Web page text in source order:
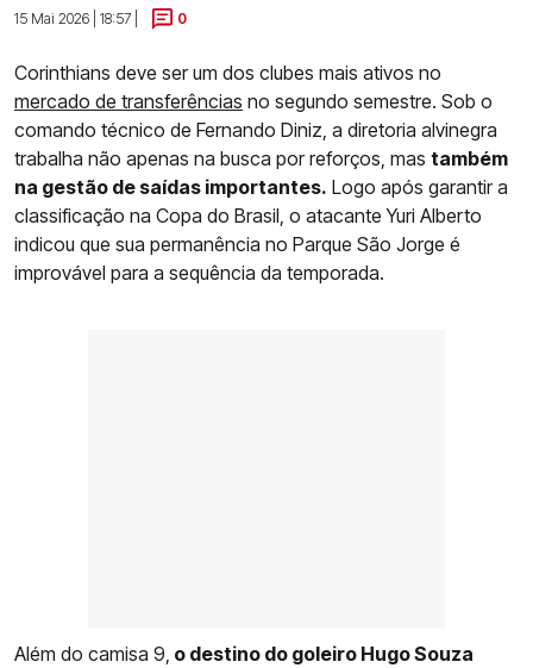
15 Mai 2026 | 18:57 |
0
Corinthians deve ser um dos clubes mais ativos no
mercado de transferências no segundo semestre. Sob o
comando técnico de Fernando Diniz, a diretoria alvinegra
trabalha não apenas na busca por reforços, mas também
na gestão de saídas importantes. Logo após garantir a
classificação na Copa do Brasil, o atacante Yuri Alberto
indicou que sua permanência no Parque São Jorge é
improvável para a sequência da temporada.
Além do camisa 9, o destino do goleiro Hugo Souza